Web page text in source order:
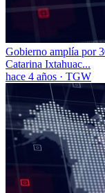
Gobierno amplía por
Catarina Ixtahuac...
hace 4 años · TGW